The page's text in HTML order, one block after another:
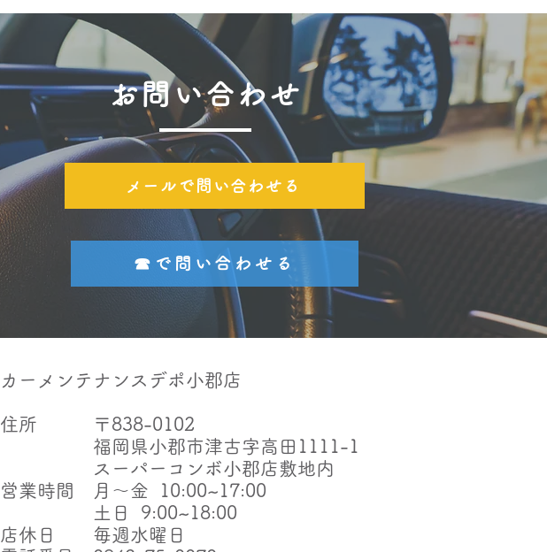
ださい。
お問い合わせ
メールで問い合わせる
☎で問い合わせる
カーメンテナンスデポ小郡店
​住所 〒838-0102
福岡県小郡市津古字高田1111-1
スーパーコンボ小郡店敷地内
​営業時間 月～金 10:00~17:00
土日 9:00~18:00
​店休日 毎週水曜日